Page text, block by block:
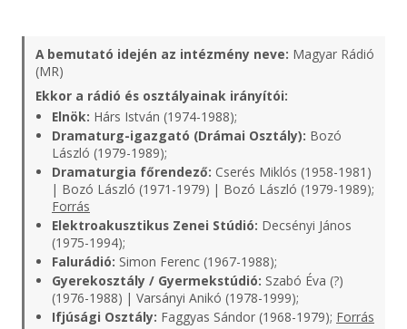
A bemutató idején az intézmény neve: Magyar Rádió
(MR)
Ekkor a rádió és osztályainak irányítói:
Elnök: Hárs István (1974-1988);
Dramaturg-igazgató (Drámai Osztály): Bozó
László (1979-1989);
Dramaturgia főrendező: Cserés Miklós (1958-1981)
| Bozó László (1971-1979) | Bozó László (1979-1989);
Forrás
Elektroakusztikus Zenei Stúdió: Decsényi János
(1975-1994);
Falurádió: Simon Ferenc (1967-1988);
Gyerekosztály / Gyermekstúdió: Szabó Éva (?)
(1976-1988) | Varsányi Anikó (1978-1999);
Ifjúsági Osztály: Faggyas Sándor (1968-1979); Forrás